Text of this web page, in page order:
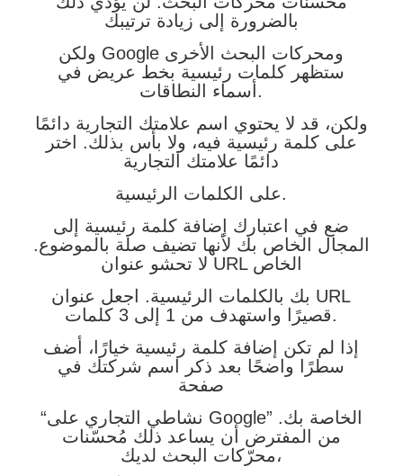
بالضرورة إلى زيادة ترتيبك
ولكن Google ومحركات البحث الأخرى
ستظهر كلمات رئيسية بخط عريض في
أسماء النطاقات.
ولكن، قد لا يحتوي اسم علامتك التجارية دائمًا
على كلمة رئيسية فيه، ولا بأس بذلك. اختر
دائمًا علامتك التجارية
على الكلمات الرئيسية.
ضع في اعتبارك إضافة كلمة رئيسية إلى
المجال الخاص بك لأنها تضيف صلة بالموضوع.
لا تحشو عنوان URL الخاص
بك بالكلمات الرئيسية. اجعل عنوان URL
قصيرًا واستهدف من 1 إلى 3 كلمات.
إذا لم تكن إضافة كلمة رئيسية خيارًا، أضف
سطرًا واضحًا بعد ذكر اسم شركتك في
صفحة
“نشاطي التجاري على Google” الخاصة بك.
من المفترض أن يساعد ذلك مُحسّنات
محرّكات البحث لديك،